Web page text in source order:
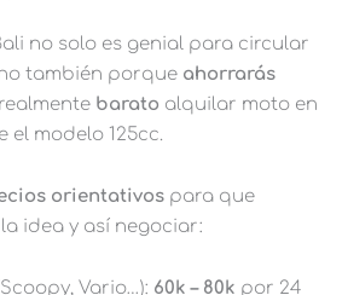
no solo es genial para circular
también porque ahorrarás
barato alquilar moto en
el modelo 125cc.
orientativos para que
idea y así negociar:
Vario…): 60k – 80k por 24